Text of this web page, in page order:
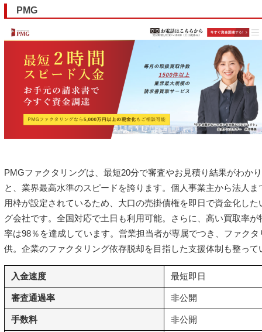
PMG
PMGファクタリングは、最短20分で審査やお見積り結果がわか
と、業界最高水準のスピードを誇ります。個人事業主から法人
用枠が設定されているため、大口の売掛債権を即日で資金化し
グ会社です。全国対応で土日も利用可能。さらに、高い買取率
率は98％を達成しています。営業担当者が専属でつき、ファク
供。企業のファクタリング依存脱却を目指した支援体制も整って
入金速度 最短即日
審査通過率 非公開
手数料 非公開